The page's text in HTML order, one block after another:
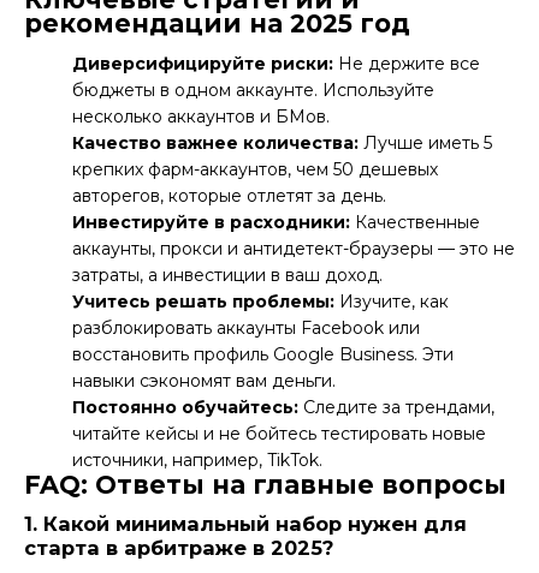
рекомендации на 2025 год
Диверсифицируйте риски: Не держите все
бюджеты в одном аккаунте. Используйте
несколько аккаунтов и БМов.
Качество важнее количества: Лучше иметь 5
крепких фарм-аккаунтов, чем 50 дешевых
авторегов, которые отлетят за день.
Инвестируйте в расходники: Качественные
аккаунты, прокси и антидетект-браузеры — это не
затраты, а инвестиции в ваш доход.
Учитесь решать проблемы: Изучите, как
разблокировать аккаунты Facebook или
восстановить профиль Google Business. Эти
навыки сэкономят вам деньги.
Постоянно обучайтесь: Следите за трендами,
читайте кейсы и не бойтесь тестировать новые
источники, например, TikTok.
FAQ: Ответы на главные вопросы
1. Какой минимальный набор нужен для
старта в арбитраже в 2025?